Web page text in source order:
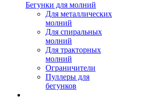
Бегунки для молний
Для металлических
молний
Для спиральных
молний
Для тракторных
молний
Ограничители
Пуллеры для
бегунков